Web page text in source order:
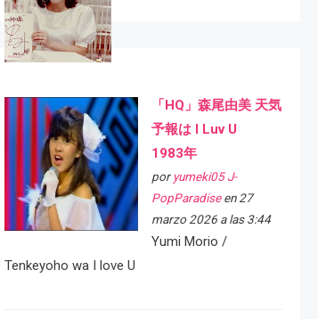
「HQ」森尾由美 天気
予報は I Luv U
1983年
por yumeki05 J-
PopParadiseen 27
marzo 2026 a las 3:44
Yumi Morio /
Tenkeyoho wa I love U